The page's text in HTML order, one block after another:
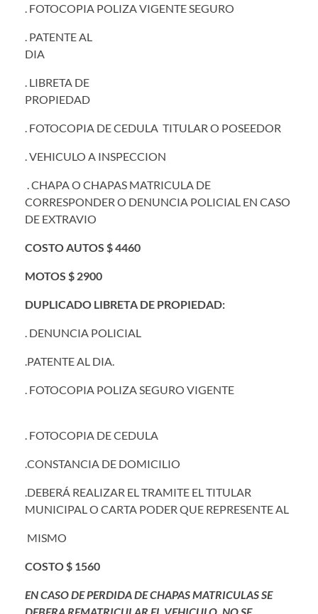
. FOTOCOPIA POLIZA VIGENTE SEGURO
. PATENTE AL
DIA
. LIBRETA DE
PROPIEDAD
. FOTOCOPIA DE CEDULA TITULAR O POSEEDOR
. VEHICULO A INSPECCION
. CHAPA O CHAPAS MATRICULA DE
CORRESPONDER O DENUNCIA POLICIAL EN CASO
DE EXTRAVIO
COSTO AUTOS $ 4460
MOTOS $ 2900
DUPLICADO LIBRETA DE PROPIEDAD:
. DENUNCIA POLICIAL
.PATENTE AL DIA.
. FOTOCOPIA POLIZA SEGURO VIGENTE
. FOTOCOPIA DE CEDULA
.CONSTANCIA DE DOMICILIO
.DEBERÁ REALIZAR EL TRAMITE EL TITULAR
MUNICIPAL O CARTA PODER QUE REPRESENTE AL
MISMO
COSTO $ 1560
EN CASO DE PERDIDA DE CHAPAS MATRICULAS SE